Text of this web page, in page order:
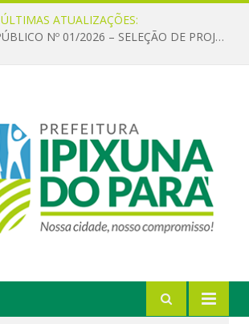
ÚLTIMAS ATUALIZAÇÕES:
CHAMAMENTO PÚBLICO Nº 01/2026 – SELEÇÃO DE PROJETOS PARA FIRMAR TERMO DE EXECUÇÃO CULTURAL COM RECURSOS DA POLÍTICA NACIONAL ALDIR BLANC DE FOMENTO À CULTURA – PNAB (LEI Nº 14.399/2022)